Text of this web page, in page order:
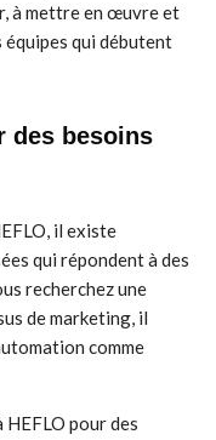
à mettre en œuvre et
équipes qui débutent
des besoins
il existe
qui répondent à des
recherchez une
de marketing, il
comme
pour des